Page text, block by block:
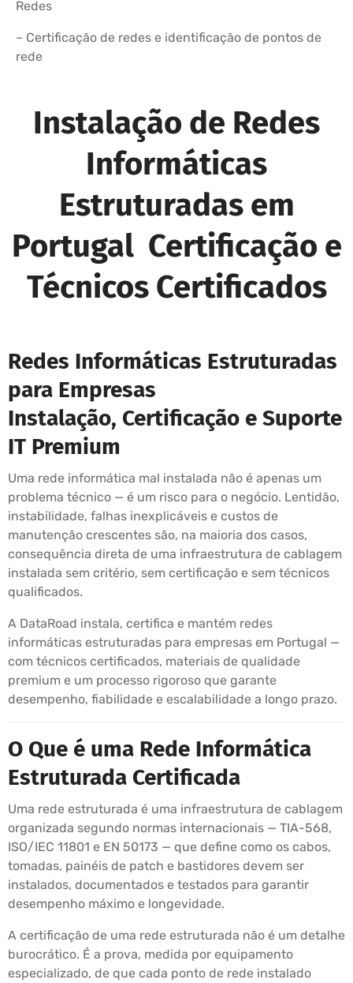
Redes
– Certificação de redes e identificação de pontos de
rede
Instalação de Redes
Informáticas
Estruturadas em
Portugal Certificação e
Técnicos Certificados
Redes Informáticas Estruturadas
para Empresas
Instalação, Certificação e Suporte
IT Premium
Uma rede informática mal instalada não é apenas um
problema técnico — é um risco para o negócio. Lentidão,
instabilidade, falhas inexplicáveis e custos de
manutenção crescentes são, na maioria dos casos,
consequência direta de uma infraestrutura de cablagem
instalada sem critério, sem certificação e sem técnicos
qualificados.
A DataRoad instala, certifica e mantém redes
informáticas estruturadas para empresas em Portugal —
com técnicos certificados, materiais de qualidade
premium e um processo rigoroso que garante
desempenho, fiabilidade e escalabilidade a longo prazo.
O Que é uma Rede Informática
Estruturada Certificada
Uma rede estruturada é uma infraestrutura de cablagem
organizada segundo normas internacionais — TIA-568,
ISO/IEC 11801 e EN 50173 — que define como os cabos,
tomadas, painéis de patch e bastidores devem ser
instalados, documentados e testados para garantir
desempenho máximo e longevidade.
A certificação de uma rede estruturada não é um detalhe
burocrático. É a prova, medida por equipamento
especializado, de que cada ponto de rede instalado